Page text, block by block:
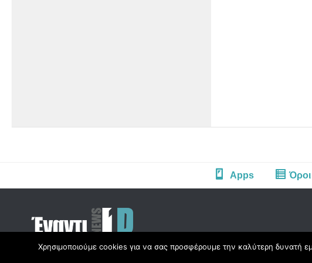
Apps
Copyright © Radio1d.gr 2012-2017 |
Χρησιμοποιούμε cookies για να σας προσφέρουμε την καλύτερη δυνατή